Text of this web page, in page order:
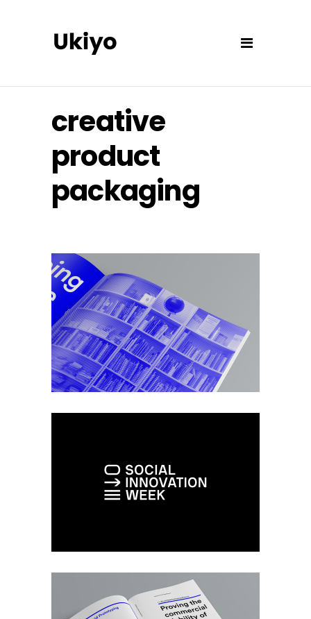
creative
product
packaging